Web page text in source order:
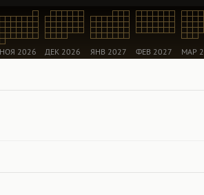
НОЯ 2026 ДЕК 2026 ЯНВ 2027 ФЕВ 2027 МАР